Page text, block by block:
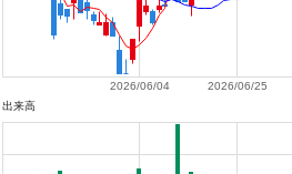
2026/06/25
2026/06/04
出来高